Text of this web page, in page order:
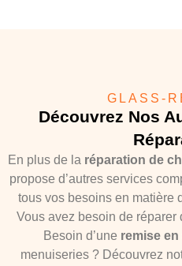
GLASS-
Découvrez Nos
En plus de la réparation de
propose d’autres services
tous vos besoins en matière
Vous avez besoin de réparer
Besoin d’une remise
menuiseries ? Découvrez